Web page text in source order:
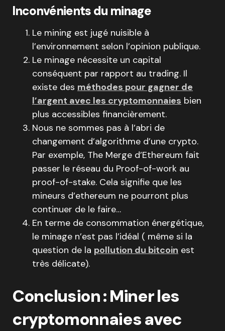
Inconvénients du minage
Le mining est jugé nuisible à
l’environnement selon l’opinion publique.
Le minage nécessite un capital
conséquent par rapport au trading. Il
existe des méthodes pour gagner de
l’argent avec les cryptomonnaies bien
plus accessibles financièrement.
Nous ne sommes pas à l’abri de
changement d’algorithme d’une crypto.
Par exemple, The Merge d’Ethereum fait
passer le réseau du Proof-of-work au
proof-of-stake. Cela signifie que les
mineurs d’ethereum ne pourront plus
continuer de le faire…
En terme de consommation énergétique,
le minage n’est pas l’idéal ( même si la
question de la pollution du bitcoin est
très délicate).
Conclusion : Miner les
cryptomonnaies avec